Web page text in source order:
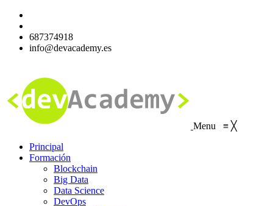
687374918
info@devacademy.es
Menu ≡ ╳
Principal
Formación
Blockchain
Big Data
Data Science
DevOps